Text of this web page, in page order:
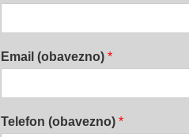
Email (obavezno) *
Telefon (obavezno) *